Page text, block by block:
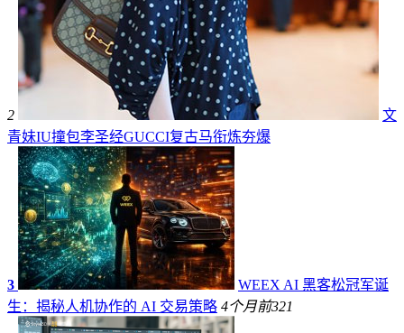
2
文
青妹IU撞包李圣经GUCCI复古马衔炼夯爆
3
WEEX AI 黑客松冠军诞
生：揭秘人机协作的 AI 交易策略 4个月前321